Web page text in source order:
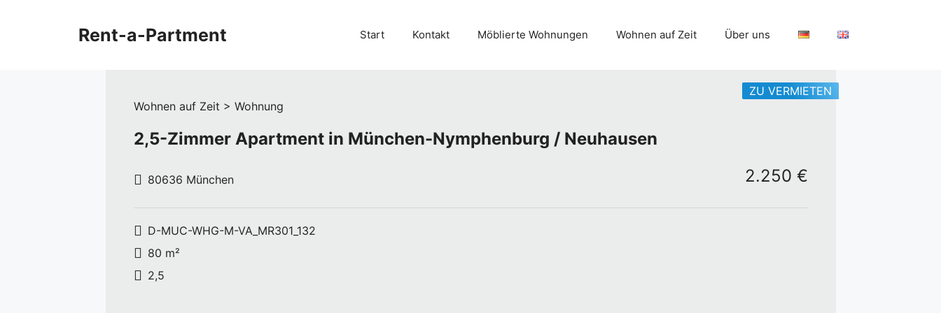
Rent-a-Partment Start Kontakt Möblierte Wohnungen Wohnen auf Zeit Über uns
Wohnen auf Zeit > Wohnung
ZU VERMIETEN
2,5-Zimmer Apartment in München-Nymphenburg / Neuhausen
80636 München 2.250 €
D-MUC-WHG-M-VA_MR301_132
80 m²
2,5